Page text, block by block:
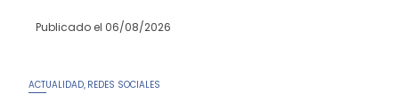
Publicado el 06/08/2026
ACTUALIDAD REDES SOCIALES